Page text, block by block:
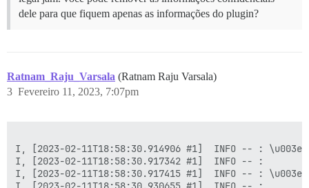
dele para que fiquem apenas as informações do plugin?
Ratnam_Raju_Varsala (Ratnam Raju Varsala)
Fevereiro 11, 2023, 7:07pm
3
I, [2023-02-11T18:58:30.914906 #1]  INFO -- :
I, [2023-02-11T18:58:30.917342 #1]  INFO -- :
I, [2023-02-11T18:58:30.917415 #1]  INFO -- : \u003e